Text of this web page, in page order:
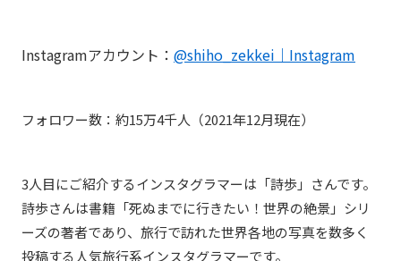
Instagramアカウント： @shiho_zekkei｜Instagram
フォロワー数：約15万4千人（2021年12月現在）
3人目にご紹介するインスタグラマーは「詩歩」さんです。
詩歩さんは書籍「死ぬまでに行きたい！世界の絶景」シリ
ーズの著者であり、旅行で訪れた世界各地の写真を数多く
投稿する人気旅行系インスタグラマーです。